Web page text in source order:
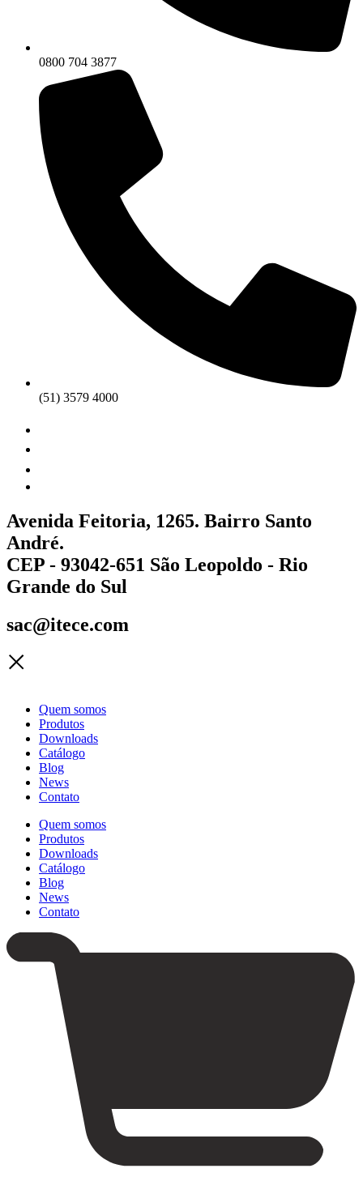
0800 704 3877
(51) 3579 4000
Avenida Feitoria, 1265. Bairro Santo
André.
CEP - 93042-651 São Leopoldo - Rio
Grande do Sul
sac@itece.com
Quem somos
Produtos
Downloads
Catálogo
Blog
News
Contato
Quem somos
Produtos
Downloads
Catálogo
Blog
News
Contato